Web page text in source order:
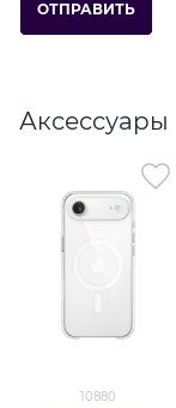
Аксессуары
10880